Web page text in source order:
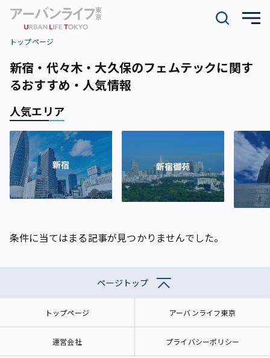
トップページ
新宿・代々木・大久保のフェムテックに関す
るおすすめ・人気情報
人気エリア
新宿 新宿御苑
条件に当てはまる記事が見つかりませんでした。
ページトップ
トップページ アーバンライフ東京
運営会社 プライバシーポリシー